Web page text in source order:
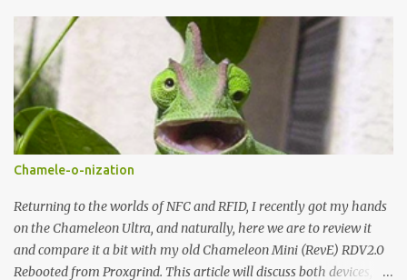
Kerberoasting o un abuso de delegaciones. Ahora llega una nueva
vulnerabilidad bautizada como Certighost (CVE-2026-54121) , una
elevación de privilegios que afecta a Microsoft Active Directory
Certificate Services y que, según Microsoft, permite que un usuario
autenticado eleve privilegios a través de la red debido a un
problema de autorización. La vulnerabilidad ha recibido una
puntuación CVSS 8.8 y ya dispone de un Proof of Concept público.
sino el objetivo final. Mientras muchos ataques contra AD CS
buscan obtener un certificado válido para ...
Chamele-o-nization
Returning to the worlds of NFC and RFID, I recently got my hands
on the Chameleon Ultra, and naturally, here we are to review it
and compare it a bit with my old Chameleon Mini (RevE) RDV2.0
Rebooted from Proxgrind. This article will discuss both devices,